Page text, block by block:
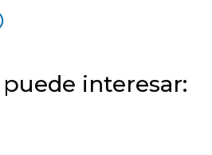
interesar: